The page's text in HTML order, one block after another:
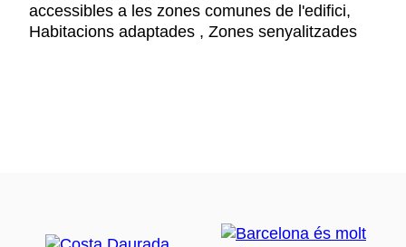
accessibles a les zones comunes de l'edifici,
Habitacions adaptades , Zones senyalitzades